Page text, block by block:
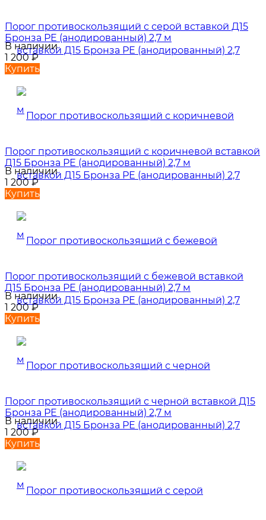
Порог противоскользящий с серой вставкой Д15
Бронза РЕ (анодированный) 2,7 м
В наличии
1 200₽
Купить
Порог противоскользящий с коричневой вставкой
Д15 Бронза РЕ (анодированный) 2,7 м
В наличии
1 200₽
Купить
Порог противоскользящий с бежевой вставкой
Д15 Бронза РЕ (анодированный) 2,7 м
В наличии
1 200₽
Купить
Порог противоскользящий с черной вставкой Д15
Бронза РЕ (анодированный) 2,7 м
В наличии
1 200₽
Купить